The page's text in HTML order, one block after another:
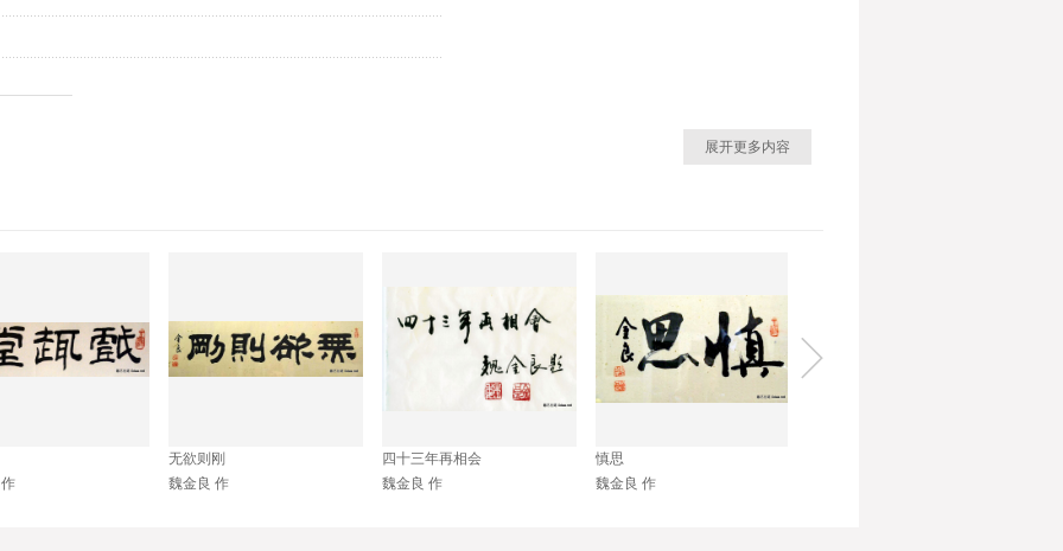
画，七十年代初，从师于徐柏涛、李文新，成为专业的书法篆刻工作者。
为本。曾多次参加全国及北京市大型展览中获奖，得到当代资深名家的充分肯定，又得到广大书法爱好者
展开更多内容
无欲则刚
魏金良 作
四十三年再相会
魏金良 作
慎思
魏金良 作